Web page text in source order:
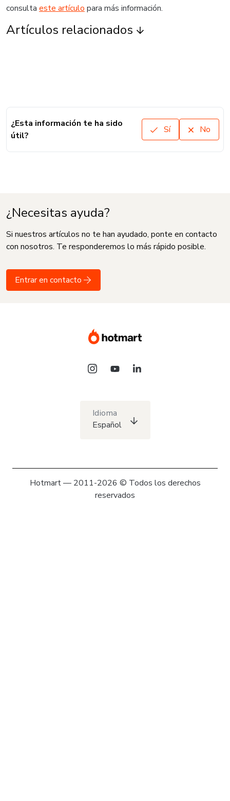
consulta este artículo para más información.
Artículos relacionados
¿Esta información te ha sido
útil?
Sí No
¿Necesitas ayuda?
Si nuestros artículos no te han ayudado, ponte en contacto
con nosotros. Te responderemos lo más rápido posible.
Entrar en contacto
Idioma
Español
Hotmart — 2011-2026 © Todos los derechos
reservados